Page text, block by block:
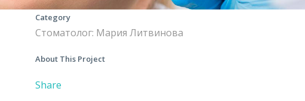
Category
Стоматолог: Мария Литвинова
About This Project
Share